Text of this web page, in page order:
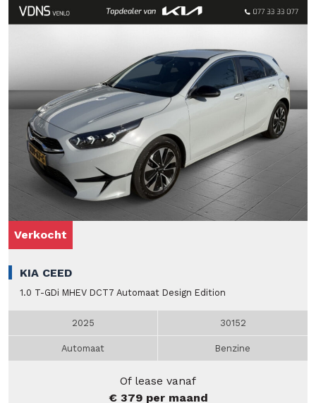
Verkocht
Verkocht
KIA CEED
1.0 T-GDi MHEV DCT7 Automaat Design Edition
2025 30152
Automaat Benzine
Of lease vanaf
€ 379 per maand